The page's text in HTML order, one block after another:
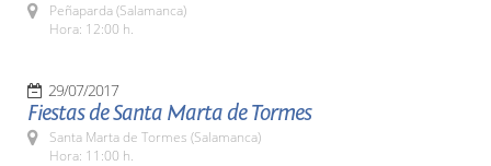
Peñaparda (Salamanca)
Hora: 12:00 h.
29/07/2017
Fiestas de Santa Marta de Tormes
Santa Marta de Tormes (Salamanca)
Hora: 11:00 h.